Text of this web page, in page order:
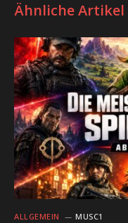
Ähnliche Artikel
ALLGEMEIN MUSC1